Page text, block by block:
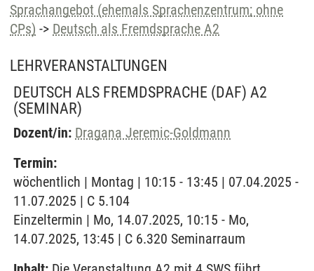
Sprachangebot (ehemals Sprachenzentrum; ohne
CPs) -> Deutsch als Fremdsprache A2
LEHRVERANSTALTUNGEN
DEUTSCH ALS FREMDSPRACHE (DAF) A2
(SEMINAR)
Dozent/in: Dragana Jeremic-Goldmann
Termin:
wöchentlich | Montag | 10:15 - 13:45 | 07.04.2025 -
11.07.2025 | C 5.104
Einzeltermin | Mo, 14.07.2025, 10:15 - Mo,
14.07.2025, 13:45 | C 6.320 Seminarraum